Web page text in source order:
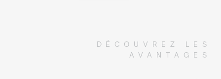
DÉCOUVREZ LES
AVANTAGES